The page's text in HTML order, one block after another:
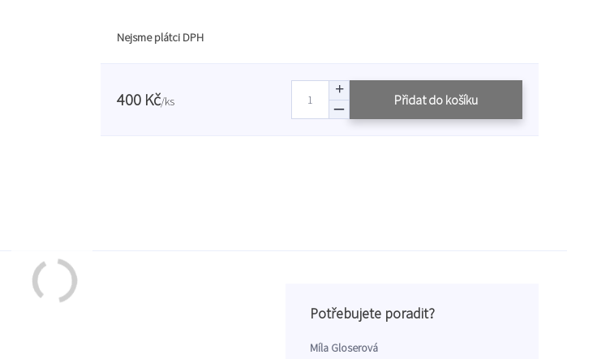
Nejsme plátci DPH
400 Kč/ks Přidat do košíku
Potřebujete poradit?
Míla Gloserová